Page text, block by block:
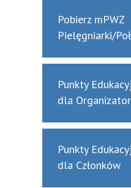
Pobierz mPWZ
Pielęgniarki/
Punkty
dla
Punkty
dla Członków